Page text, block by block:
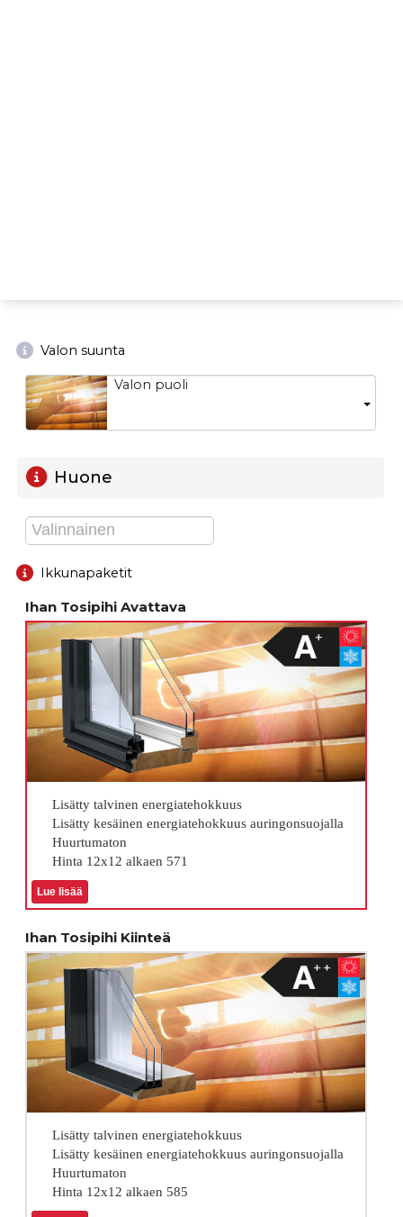
Valon suunta
Valon puoli
Huone
Ikkunapaketit
Ihan Tosipihi Avattava
Lisätty talvinen energiatehokkuus
Lisätty kesäinen energiatehokkuus auringonsuojalla
Huurtumaton
Hinta 12x12 alkaen 571
Lue lisää
Ihan Tosipihi Kiinteä
Lisätty talvinen energiatehokkuus
Lisätty kesäinen energiatehokkuus auringonsuojalla
Huurtumaton
Hinta 12x12 alkaen 585